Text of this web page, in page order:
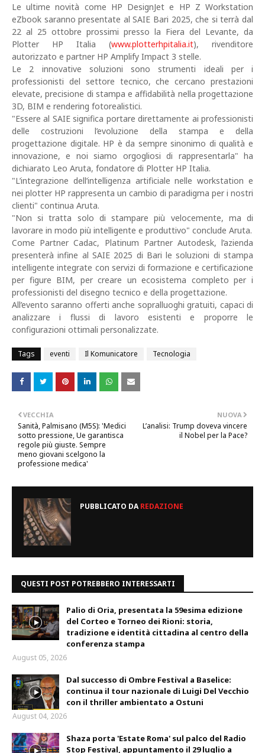
Le ultime novità come HP DesignJet e HP Z Workstation
eZbook saranno presentate al SAIE Bari 2025, che si terrà dal
22 al 25 ottobre prossimi presso la Fiera del Levante, da
Plotter HP Italia (www.plotterhpitalia.it), rivenditore
autorizzato e partner HP Amplify Impact 3 stelle.
Le 2 innovative soluzioni sono strumenti ideali per i
professionisti del settore tecnico, che cercano prestazioni
elevate, precisione di stampa e affidabilità nella progettazione
3D, BIM e rendering fotorealistici.
"Essere al SAIE significa portare direttamente ai professionisti
delle costruzioni l’evoluzione della stampa e della
progettazione digitale. HP è da sempre sinonimo di qualità e
innovazione, e noi siamo orgogliosi di rappresentarla" ha
dichiarato Leo Aruta, fondatore di Plotter HP Italia.
"L’integrazione dell’intelligenza artificiale nelle workstation e
nei plotter HP rappresenta un cambio di paradigma per i nostri
clienti" continua Aruta.
"Non si tratta solo di stampare più velocemente, ma di
lavorare in modo più intelligente e produttivo" conclude Aruta.
Come Partner Cadac, Platinum Partner Autodesk, l’azienda
presenterà infine al SAIE 2025 di Bari le soluzioni di stampa
intelligente integrate con servizi di formazione e certificazione
per figure BIM, per creare un ecosistema completo per i
professionisti del disegno tecnico e della progettazione.
All’evento saranno offerti anche sopralluoghi gratuiti, capaci di
analizzare i flussi di lavoro esistenti e proporre le
configurazioni ottimali personalizzate.
Tags eventi Il Komunicatore Tecnologia
NUOVA
L’analisi: Trump doveva vincere
il Nobel per la Pace?
VECCHIA
Sanità, Palmisano (M5S): 'Medici
sotto pressione, Ue garantisca
regole più giuste. Sempre
meno giovani scelgono la
professione medica'
PUBBLICATO DAREDAZIONE
QUESTI POST POTREBBERO INTERESSARTI
Palio di Oria, presentata la 59esima edizione
del Corteo e Torneo dei Rioni: storia,
tradizione e identità cittadina al centro della
conferenza stampa
August 05, 2026
Dal successo di Ombre Festival a Baselice:
continua il tour nazionale di Luigi Del Vecchio
con il thriller ambientato a Ostuni
August 04, 2026
Shaza porta 'Estate Roma' sul palco del Radio
Stop Festival, appuntamento il 29 luglio a